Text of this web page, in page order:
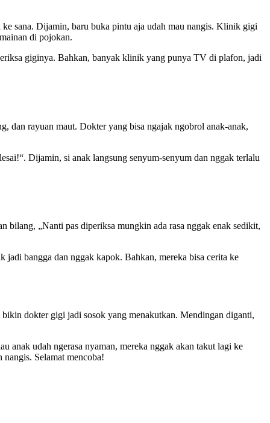
sana. Dijamin, baru buka pintu aja udah mau nangis. Klinik gigi
di pojokan.
giginya. Bahkan, banyak klinik yang punya TV di plafon, jadi
dan rayuan maut. Dokter yang bisa ngajak ngobrol anak-anak,
Dijamin, si anak langsung senyum-senyum dan nggak terlalu
bilang, „Nanti pas diperiksa mungkin ada rasa nggak enak sedikit,
bangga dan nggak kapok. Bahkan, mereka bisa cerita ke
dokter gigi jadi sosok yang menakutkan. Mendingan diganti,
anak udah ngerasa nyaman, mereka nggak akan takut lagi ke
Selamat mencoba!